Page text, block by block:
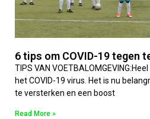
6 tips om COVID-19 tegen
TIPS VAN
het COVID-19 virus. Het is nu
te versterken en een boost
Read More »